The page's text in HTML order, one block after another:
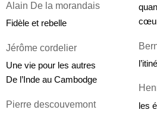
Alain De la morandais
Fidèle et rebelle
Jérôme cordelier
Une vie pour les autres
De l’Inde au Cambodge
Pierre descouvemont les